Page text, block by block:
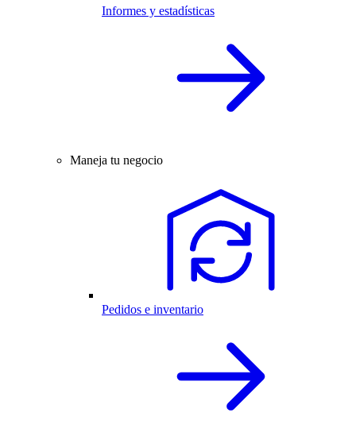
Informes y estadísticas
Maneja tu negocio
Pedidos e inventario